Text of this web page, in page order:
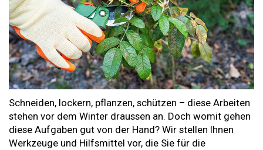
Schneiden, lockern, pflanzen, schützen – diese Arbeiten
stehen vor dem Winter draussen an. Doch womit gehen
diese Aufgaben gut von der Hand? Wir stellen Ihnen
Werkzeuge und Hilfsmittel vor, die Sie für die